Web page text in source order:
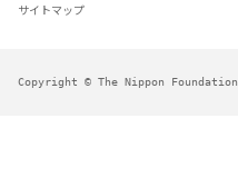
サイトマップ
Copyright © The Nippon Foundation